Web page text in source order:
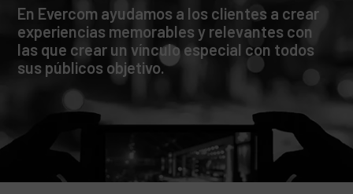
En Evercom ayudamos a los clientes a crear
experiencias memorables y relevantes con
las que crear un vínculo especial con todos
sus públicos objetivo.